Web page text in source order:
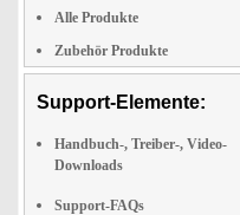
Alle Produkte
Zubehör Produkte
Support-Elemente:
Handbuch-, Treiber-, Video-
Downloads
Support-FAQs